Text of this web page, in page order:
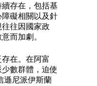
存在，包括基
礙相關以及針
往因國家政
而加劇。
在。在阿富
數群體，迫使
遜尼派伊斯蘭